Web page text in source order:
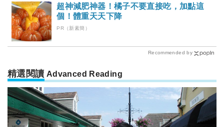
超神減肥神器！橘子不要直接吃，加點這
個！體重天天下降
PR（新素簡）
Recommended by
精選閱讀 Advanced Reading